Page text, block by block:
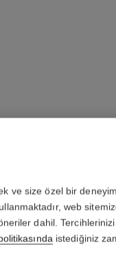
ve size özel bir
web
dahil.
istediğiniz